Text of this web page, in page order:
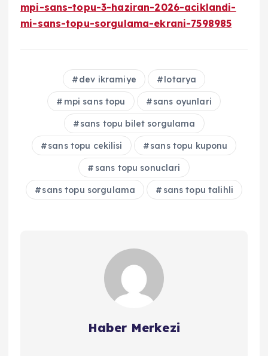
mpi-sans-topu-3-haziran-2026-aciklandi-
mi-sans-topu-sorgulama-ekrani-7598985
dev ikramiye lotarya
mpi sans topu sans oyunlari
sans topu bilet sorgulama
sans topu cekilisi sans topu kuponu
sans topu sonuclari
sans topu sorgulama sans topu talihli
Haber Merkezi